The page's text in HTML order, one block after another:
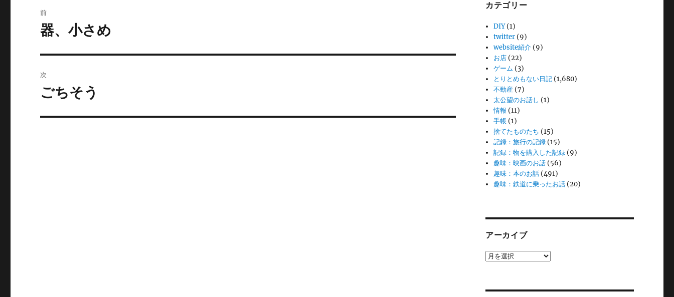
稿
ゲ
前
前
投
稿:
器、小さめ
次
次
投
ごちそう
カテゴリー
DIY(1)
twitter (9)
website紹介 (9)
お店 (22)
ゲーム (3)
とりとめもない日記 (1,680)
不動産 (7)
太公望のお話し (1)
情報 (11)
手帳 (1)
捨てたものたち (15)
記録：旅行の記録 (15)
記録：物を購入した記録 (9)
趣味：映画のお話 (56)
趣味：本のお話 (491)
趣味：鉄道に乗ったお話 (20)
アーカイブ
ア